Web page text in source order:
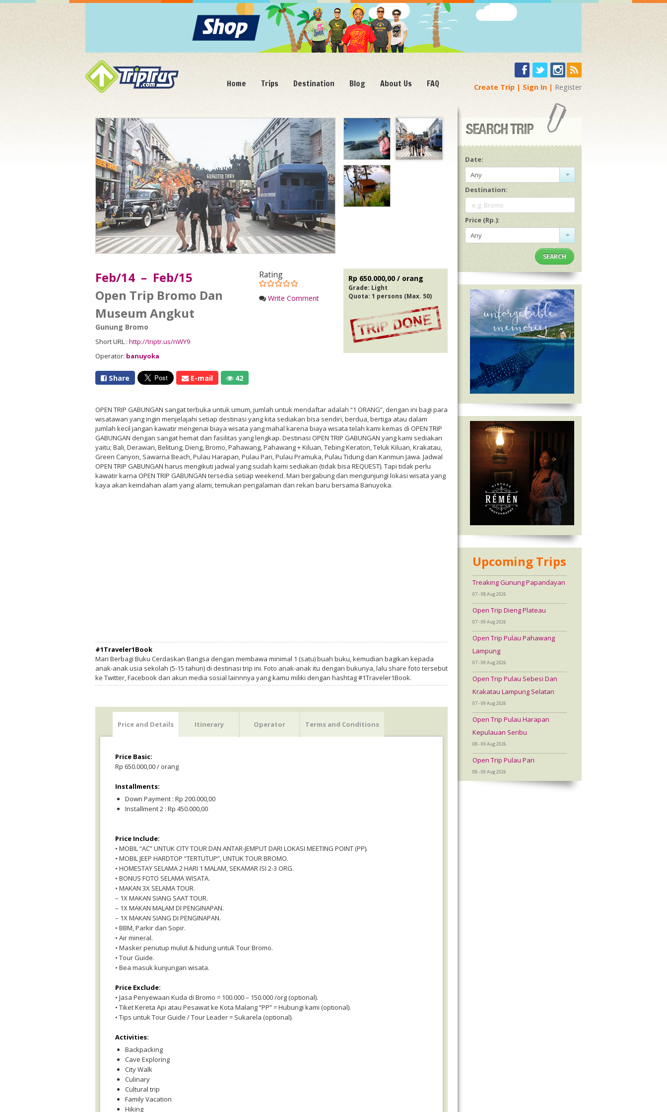
Home Trips Destination Blog About Us FAQ Create Trip Sign In Register
Rating
Write Comment
Feb/14 – Feb/15
Open Trip Bromo Dan
Museum Angkut
Gunung Bromo
Short URL : http://triptr.us/nWY9
Operator: banuyoka
Rp 650.000,00 / orang
Grade: Light
Quota: 1 persons (Max. 50)
Share E-mail 42
OPEN TRIP GABUNGAN sangat terbuka untuk umum, jumlah untuk mendaftar adalah “1 ORANG”, dengan ini bagi para
wisatawan yang ingin menjelajahi setiap destinasi yang kita sediakan bisa sendiri, berdua, bertiga atau dalam
jumlah kecil jangan kawatir mengenai biaya wisata yang mahal karena biaya wisata telah kami kemas di OPEN TRIP
GABUNGAN dengan sangat hemat dan fasilitas yang lengkap. Destinasi OPEN TRIP GABUNGAN yang kami sediakan
yaitu; Bali, Derawan, Belitung, Dieng, Bromo, Pahawang, Pahawang + Kiluan, Tebing Keraton, Teluk Kiluan, Krakatau,
Green Canyon, Sawarna Beach, Pulau Harapan, Pulau Pari, Pulau Pramuka, Pulau Tidung dan Karimun Jawa. Jadwal
OPEN TRIP GABUNGAN harus mengikuti jadwal yang sudah kami sediakan (tidak bisa REQUEST). Tapi tidak perlu
kawatir karna OPEN TRIP GABUNGAN tersedia setiap weekend. Mari bergabung dan mengunjungi lokasi wisata yang
kaya akan keindahan alam yang alami, temukan pengalaman dan rekan baru bersama Banuyoka.
#1Traveler1Book
Mari Berbagi Buku Cerdaskan Bangsa dengan membawa minimal 1 (satu) buah buku, kemudian bagikan kepada
anak-anak usia sekolah (5-15 tahun) di destinasi trip ini. Foto anak-anak itu dengan bukunya, lalu share foto tersebut
ke Twitter, Facebook dan akun media sosial lainnnya yang kamu miliki dengan hashtag #1Traveler1Book.
Price and Details Itinerary Operator Terms and Conditions
Price Basic:
Rp 650.000,00 / orang
Installments:
Down Payment : Rp 200.000,00
Installment 2 : Rp 450.000,00
Price Include:
• MOBIL “AC” UNTUK CITY TOUR DAN ANTAR-JEMPUT DARI LOKASI MEETING POINT (PP).
• MOBIL JEEP HARDTOP “TERTUTUP”, UNTUK TOUR BROMO.
• HOMESTAY SELAMA 2 HARI 1 MALAM, SEKAMAR ISI 2-3 ORG.
• BONUS FOTO SELAMA WISATA.
• MAKAN 3X SELAMA TOUR.
– 1X MAKAN SIANG SAAT TOUR.
– 1X MAKAN MALAM DI PENGINAPAN.
– 1X MAKAN SIANG DI PENGINAPAN.
• BBM, Parkir dan Sopir.
• Air mineral.
• Masker penutup mulut & hidung untuk Tour Bromo.
• Tour Guide.
• Bea masuk kunjungan wisata.
Price Exclude:
• Jasa Penyewaan Kuda di Bromo = 100.000 – 150.000 /org (optional).
• Tiket Kereta Api atau Pesawat ke Kota Malang “PP” = Hubungi kami (optional).
• Tips untuk Tour Guide / Tour Leader = Sukarela (optional).
Activities:
Backpacking
Cave Exploring
City Walk
Culinary
Cultural trip
Family Vacation
Hiking
Date:
Any
Destination:
e.g. Bromo
Price (Rp.):
Any
SEARCH
Upcoming Trips
Treaking Gunung Papandayan
07 - 08 Aug 2026
Open Trip Dieng Plateau
07 - 09 Aug 2026
Open Trip Pulau Pahawang
Lampung
07 - 09 Aug 2026
Open Trip Pulau Sebesi Dan
Krakatau Lampung Selatan
07 - 09 Aug 2026
Open Trip Pulau Harapan
Kepulauan Seribu
08 - 09 Aug 2026
Open Trip Pulau Pari
08 - 09 Aug 2026